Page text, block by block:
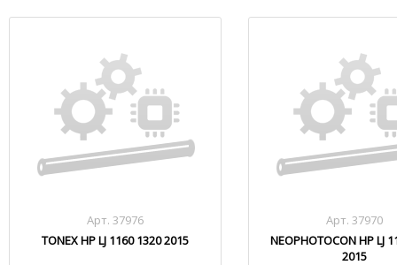
Арт. 37976
TONEX HP LJ 1160 1320 2015
Арт. 37970
NEOPHOTOCON HP LJ
2015